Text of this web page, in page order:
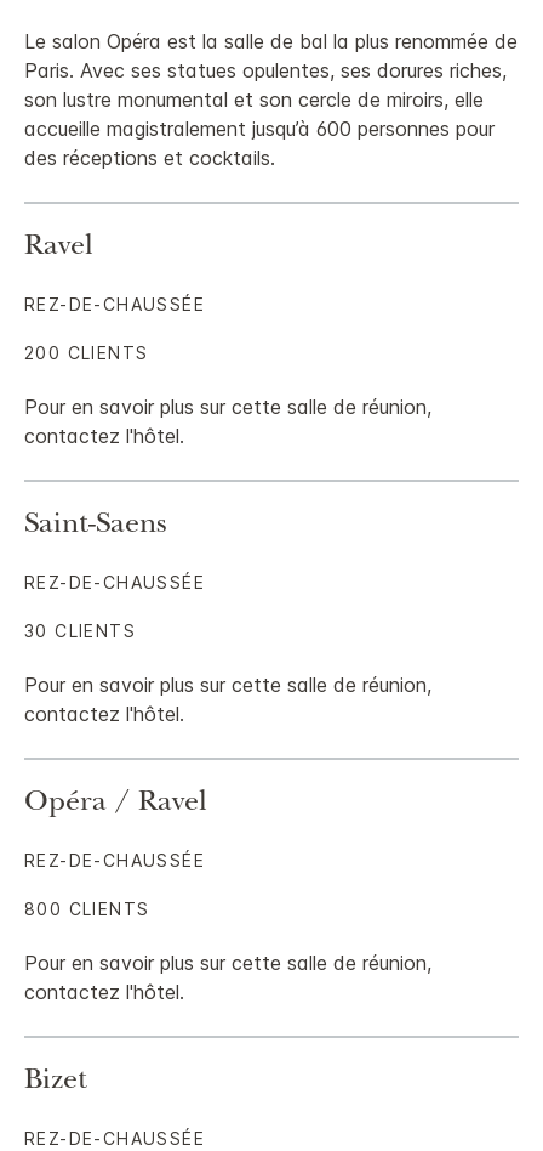
Le salon Opéra est la salle de bal la plus renommée de
Paris. Avec ses statues opulentes, ses dorures riches,
son lustre monumental et son cercle de miroirs, elle
accueille magistralement jusqu’à 600 personnes pour
des réceptions et cocktails.
Ravel
Pour en savoir plus sur cette salle de réunion,
contactez l'hôtel.
REZ-DE-CHAUSSÉE
200 CLIENTS
Saint-Saens
Pour en savoir plus sur cette salle de réunion,
contactez l'hôtel.
REZ-DE-CHAUSSÉE
30 CLIENTS
Opéra / Ravel
Pour en savoir plus sur cette salle de réunion,
contactez l'hôtel.
REZ-DE-CHAUSSÉE
800 CLIENTS
Bizet
REZ-DE-CHAUSSÉE